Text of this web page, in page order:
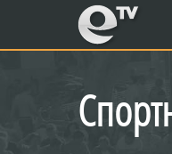
eTV